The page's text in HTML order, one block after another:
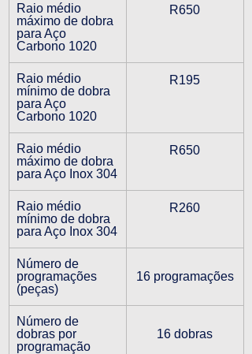
Raio médio
máximo de dobra
para Aço
Carbono 1020
R650
Raio médio
mínimo de dobra
para Aço
Carbono 1020
R195
Raio médio
máximo de dobra
para Aço Inox 304
R650
Raio médio
mínimo de dobra
para Aço Inox 304
R260
Número de
programações
(peças)
16 programações
Número de
dobras por
programação
16 dobras